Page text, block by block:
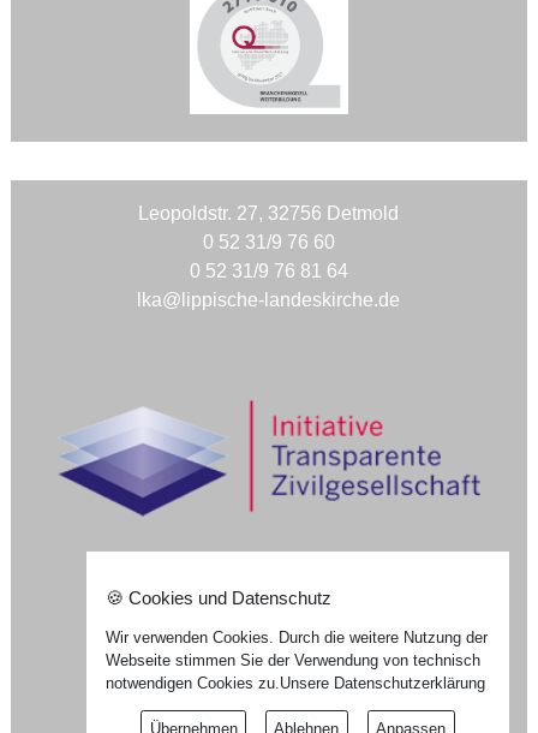
Leopoldstr. 27, 32756 Detmold
0 52 31/9 76 60
0 52 31/9 76 81 64
lka@lippische-landeskirche.de
Impressum
Datenschutzerklärung
Widerrufsformular
🍪 Cookies und Datenschutz
Wir verwenden Cookies. Durch die weitere Nutzung der
Webseite stimmen Sie der Verwendung von technisch
notwendigen Cookies zu.Unsere Datenschutzerklärung
Übernehmen Ablehnen Anpassen